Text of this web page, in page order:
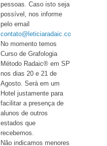
pessoas. Caso isto seja
possível, nos informe
pelo email
contato@leticiaradaic.com
No momento temos
Curso de Grafologia
Método Radaic® em SP
nos dias 20 e 21 de
Agosto. Será em um
Hotel justamente para
facilitar a presença de
alunos de outros
estados que
recebemos.
Não indicamos menores